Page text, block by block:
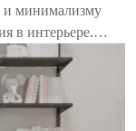
и минимализму
в интерьере.
утрачивают
комфортные и
удобны
Они